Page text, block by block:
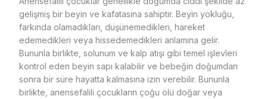
gelişmiş bir beyin ve kafatasına sahiptir. Beyin yokluğu,
farkında olamadıkları, düşünemedikleri, hareket
edemedikleri veya hissedemedikleri anlamına gelir.
Bununla birlikte, solunum ve kalp atışı gibi temel işlevleri
kontrol eden beyin sapı kalabilir ve bebeğin doğumdan
sonra bir süre hayatta kalmasına izin verebilir. Bununla
birlikte, anensefalili çocukların çoğu ölü doğar veya